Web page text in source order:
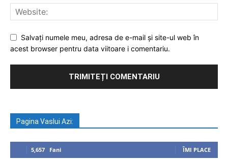
Salvați numele meu, adresa de e-mail și site-ul web în
acest browser pentru data viitoare i comentariu.
Pagina Vaslui Azi:
5,657 Fani ÎMI PLACE